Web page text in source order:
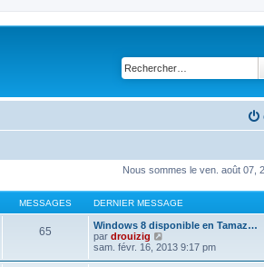
Nous sommes le ven. août 07,
MESSAGES DERNIER MESSAGE
65
Windows 8 disponible en Tamaz…
par drouizig
o
sam. févr. 16, 2013 9:17 pm